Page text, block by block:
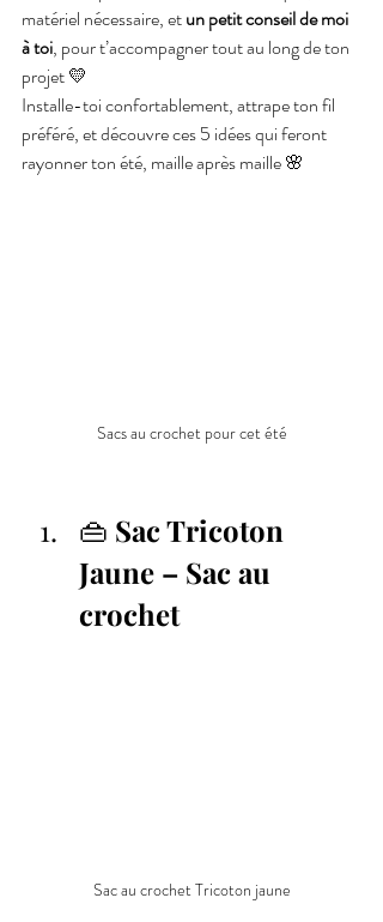
matériel nécessaire, et un petit conseil de moi
à toi, pour t’accompagner tout au long de ton
projet 💛
Installe-toi confortablement, attrape ton fil
préféré, et découvre ces 5 idées qui feront
rayonner ton été, maille après maille 🌸
Sacs au crochet pour cet été
👜 Sac Tricoton
Jaune – Sac au
crochet
Sac au crochet Tricoton jaune